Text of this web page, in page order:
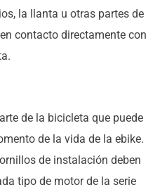
la llanta u otras partes de
contacto directamente con
de la bicicleta que puede
de la vida de la ebike.
de instalación deben
tipo de motor de la serie